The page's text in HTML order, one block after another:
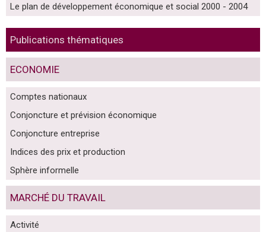
Le plan de développement économique et social 2000 - 2004
Publications thématiques
ECONOMIE
Comptes nationaux
Conjoncture et prévision économique
Conjoncture entreprise
Indices des prix et production
Sphère informelle
MARCHÉ DU TRAVAIL
Activité